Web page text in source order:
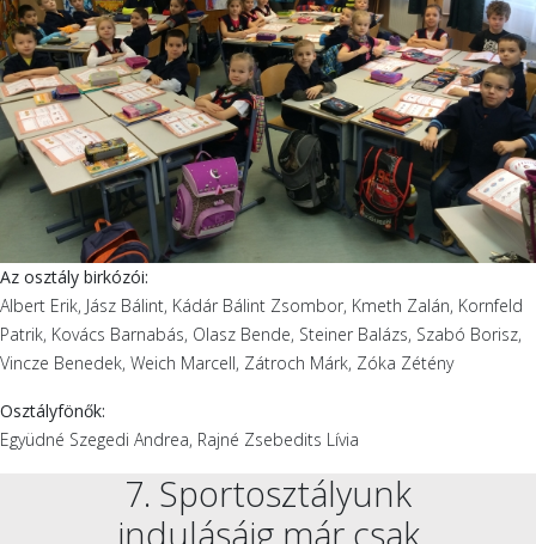
Az osztály birkózói:
Albert Erik, Jász Bálint, Kádár Bálint Zsombor, Kmeth Zalán, Kornfeld
Patrik, Kovács Barnabás, Olasz Bende, Steiner Balázs, Szabó Borisz,
Vincze Benedek, Weich Marcell, Zátroch Márk, Zóka Zétény
Osztályfönők:
Együdné Szegedi Andrea, Rajné Zsebedits Lívia
7. Sportosztályunk
indulásáig már csak